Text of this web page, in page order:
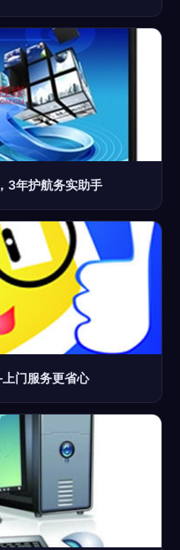
3年护航务实助手
门服务更省心